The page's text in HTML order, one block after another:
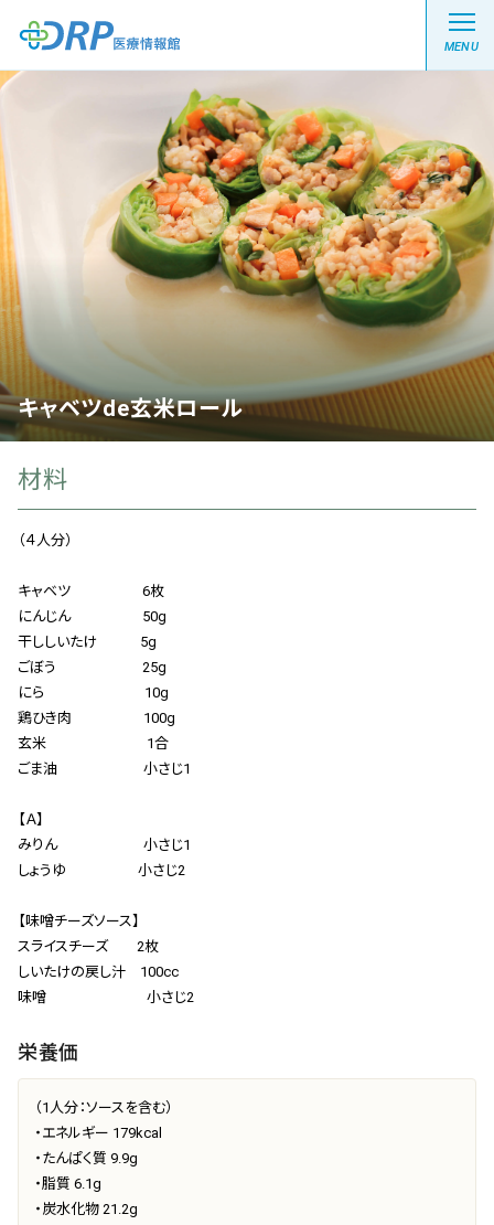
MENU
最新の注目記事
栄養健康レシピ
医療系学生記事
健康川柳
DRP医療情報館とは?
お問い合わせ
キャベツde玄米ロール
材料
（４人分）
キャベツ 6枚
にんじん 50g
干ししいたけ 5g
ごぼう 25g
にら 10g
鶏ひき肉 100g
玄米 1合
ごま油 小さじ1
【Ａ】
みりん 小さじ1
しょうゆ 小さじ2
【味噌チーズソース】
スライスチーズ 2枚
しいたけの戻し汁 100cc
味噌 小さじ2
栄養価
（1人分：ソースを含む）
・エネルギー 179kcal
・たんぱく質 9.9g
・脂質 6.1g
・炭水化物 21.2g